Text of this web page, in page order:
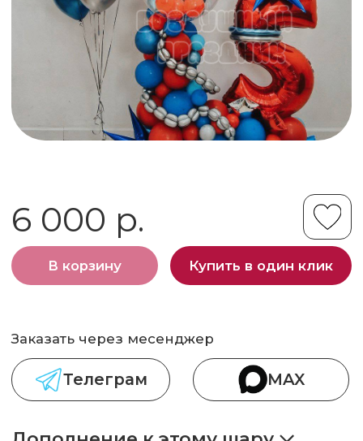
6 000 р.
Купить в один клик
Супергеройский набор на пятилетие
мальчика. Набор очень порадует
ребенка, а также станет отличной
фотозоной на празднике. Набор будет
собран и привезен к вам уже в нужно
Заказать через месенджер